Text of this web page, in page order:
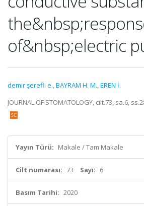
of&nbsp;electric
demir şerefli e.,BAYRAM H. M.,EREN İ.
JOURNAL OF STOMATOLOGY, cilt.73, sa.6,
Yayın Türü: Makale / Tam Makale
Cilt numarası: 73 Sayı: 6
Basım Tarihi: 2020